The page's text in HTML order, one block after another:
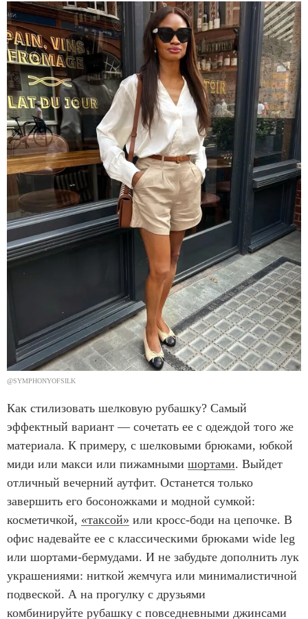
@SYMPHONYOFSILK
Как стилизовать шелковую рубашку? Самый
эффектный вариант — сочетать ее с одеждой того же
материала. К примеру, с шелковыми брюками, юбкой
миди или макси или пижамными шортами. Выйдет
отличный вечерний аутфит. Останется только
завершить его босоножками и модной сумкой:
косметичкой, «таксой» или кросс-боди на цепочке. В
офис надевайте ее с классическими брюками wide leg
или шортами-бермудами. И не забудьте дополнить лук
украшениями: ниткой жемчуга или минималистичной
подвеской. А на прогулку с друзьями
комбинируйте рубашку с повседневными джинсами